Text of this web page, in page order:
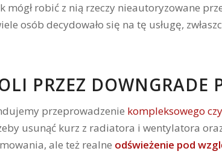
robić z nią rzeczy nieautoryzowane
osób decydowało się na tę usługę,
PRZEZ DOWNGRADE
przeprowadzenie kompleksowego
usunąć kurz z radiatora i wentylatora
ale też realne odświeżenie pod